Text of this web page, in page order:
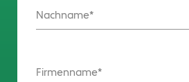
Nachname
Firmenname